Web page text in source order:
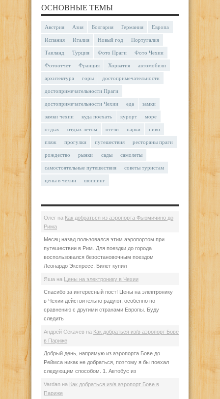
ОСНОВНЫЕ ТЕМЫ
Австрия Азия Болгария Германия Европа
Испания Италия Новый год Португалия
Таиланд Турция Фото Праги Фото Чехии
Фотоотчет Франция Хорватия автомобили
архитектура горы достопримечательности
достопримечательности Праги
достопримечательности Чехии еда замки
замки чехии куда поехать курорт море
отдых отдых летом отели парки пиво
пляж прогулки путешествия рестораны праги
рождество рынки сады самолеты
самостоятельные путешествия советы туристам
цены в чехии шоппинг
Олег на Как добраться из аэропорта Фьюмичино до
Рима
Месяц назад пользовался этим аэропортом при
путешествии в Рим. Для поездки до города
воспользовался безостановочным поездом
Леонардо Экспресс. Билет купил
Яша на Цены на электронику в Чехии
Спасибо за интересный пост! Цены на электронику
в Чехии действительно радуют, особенно по
сравнению с другими странами Европы. Буду
следить
Андрей Секачев на Как добраться из/в аэропорт Бове
в Париже
Добрый день, напрямую из аэропорта Бове до
Реймса никак не добраться, поэтому я бы поехал
следующим способом. 1. Автобус из
Vardan на Как добраться из/в аэропорт Бове в
Париже